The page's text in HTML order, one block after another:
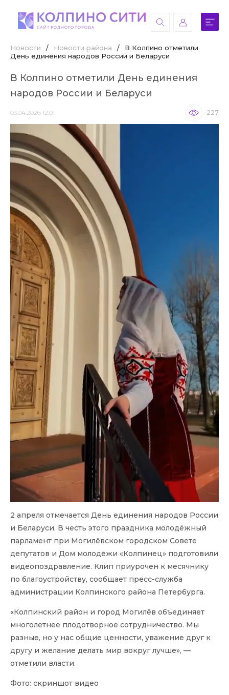
Новости / Новости района /
В Колпино отметили
День единения народов России и Беларуси
В Колпино отметили День единения
народов России и Беларуси
03.04.2026 12:01 227
2 апреля отмечается День единения народов России
и Беларуси. В честь этого праздника молодёжный
парламент при Могилёвском городском Совете
депутатов и Дом молодёжи «Колпинец» подготовили
видеопоздравление. Клип приурочен к месячнику
по благоустройству, сообщает пресс-служба
администрации Колпинского района Петербурга.
«Колпинский район и город Могилёв объединяет
многолетнее плодотворное сотрудничество. Мы
разные, но у нас общие ценности, уважение друг к
другу и желание делать мир вокруг лучше», —
отметили власти.
Фото: скриншот видео